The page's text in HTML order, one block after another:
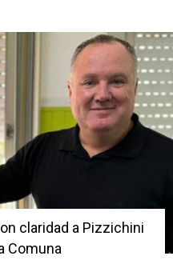
claridad a Pizzichini
Comuna